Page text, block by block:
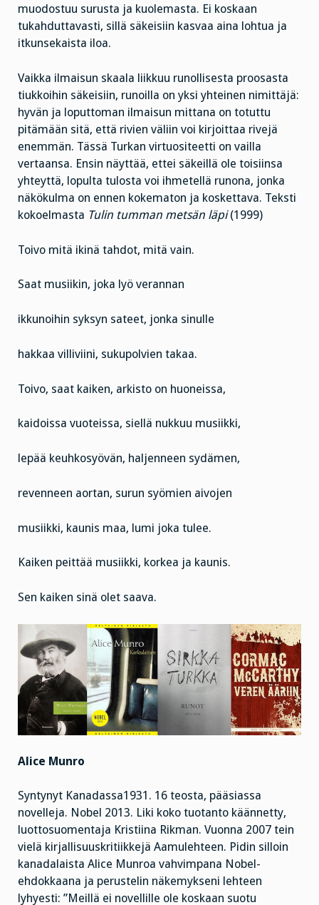
muodostuu surusta ja kuolemasta. Ei koskaan
tukahduttavasti, sillä säkeisiin kasvaa aina lohtua ja
itkunsekaista iloa.
Vaikka ilmaisun skaala liikkuu runollisesta proosasta
tiukkoihin säkeisiin, runoilla on yksi yhteinen nimittäjä:
hyvän ja loputtoman ilmaisun mittana on totuttu
pitämään sitä, että rivien väliin voi kirjoittaa rivejä
enemmän. Tässä Turkan virtuositeetti on vailla
vertaansa. Ensin näyttää, ettei säkeillä ole toisiinsa
yhteyttä, lopulta tulosta voi ihmetellä runona, jonka
näkökulma on ennen kokematon ja koskettava. Teksti
kokoelmasta Tulin tumman metsän läpi(1999)
Toivo mitä ikinä tahdot, mitä vain.
Saat musiikin, joka lyö verannan
ikkunoihin syksyn sateet, jonka sinulle
hakkaa villiviini, sukupolvien takaa.
Toivo, saat kaiken, arkisto on huoneissa,
kaidoissa vuoteissa, siellä nukkuu musiikki,
lepää keuhkosyövän, haljenneen sydämen,
revenneen aortan, surun syömien aivojen
musiikki, kaunis maa, lumi joka tulee.
Kaiken peittää musiikki, korkea ja kaunis.
Sen kaiken sinä olet saava.
Alice Munro
Syntynyt Kanadassa1931. 16 teosta, pääsiassa
novelleja. Nobel 2013. Liki koko tuotanto käännetty,
luottosuomentaja Kristiina Rikman. Vuonna 2007 tein
vielä kirjallisuuskritiikkejä Aamulehteen. Pidin silloin
kanadalaista Alice Munroa vahvimpana Nobel-
ehdokkaana ja perustelin näkemykseni lehteen
lyhyesti: ”Meillä ei novellille ole koskaan suotu